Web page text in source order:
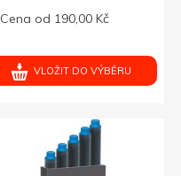
Cena od 190,00 Kč
VLOŽIT DO VÝBĚRU